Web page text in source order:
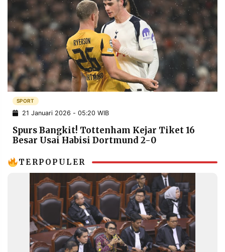
DAERAH NASIONAL
MANCA SPORT
INFORMASI
PRIVACY
POLICY
BERITA
WARGA
INFORMASI
IKLAN
KIRIM
PENGADUAN TERM
OF
KAMI
SPORT
21 Januari 2026 - 05:20 WIB
Spurs Bangkit! Tottenham Kejar Tiket 16
Besar Usai Habisi Dortmund 2-0
TERPOPULER